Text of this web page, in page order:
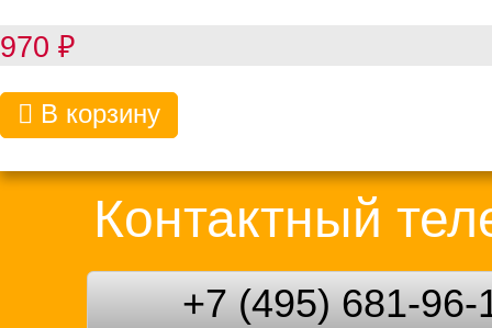
970 ₽
В корзину
Контактный
+7 (495) 681-96-